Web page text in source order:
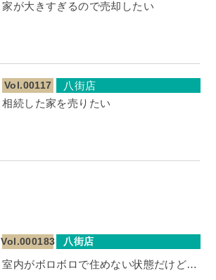
家が大きすぎるので売却したい
Vol.00117
八街店
相続した家を売りたい
Vol.000183 八街店
室内がボロボロで住めない状態だけど…